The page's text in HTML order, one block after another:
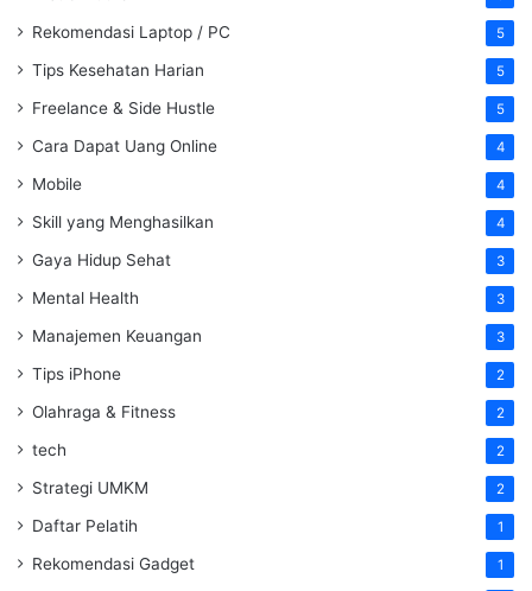
Rekomendasi Laptop / PC 5
Tips Kesehatan Harian 5
Freelance & Side Hustle 5
Cara Dapat Uang Online 4
Mobile 4
Skill yang Menghasilkan 4
Gaya Hidup Sehat 3
Mental Health 3
Manajemen Keuangan 3
Tips iPhone 2
Olahraga & Fitness 2
tech 2
Strategi UMKM 2
Daftar Pelatih 1
Rekomendasi Gadget 1